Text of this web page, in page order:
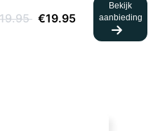
€19.95
Bekijk
aanbieding